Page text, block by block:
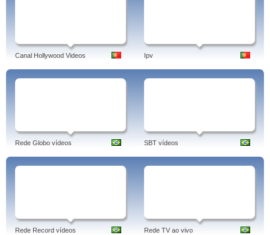
Canal Hollywood Videos Ipv
Rede Globo vídeos SBT vídeos
Rede Record vídeos Rede TV ao vivo